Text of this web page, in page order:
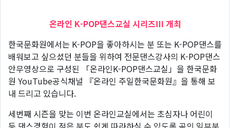
온라인 K-POP댄스교실 시리즈Ⅲ 개최
한국문화원에서는 K-POP을 좋아하시는 분 또는 K-POP댄스를
배워보고 싶으셨던 분들을 위하여 전문댄스강사의 K-POP댄스
안무영상으로 구성된 「온라인K-POP댄스교실」을 한국문화
원 YouTube공식채널 『온라인 주일한국문화원』을 통해 보
내 드리고 있습니다.
세번째 시즌을 맞는 이번 온라인교실에서는 초심자나 어린이